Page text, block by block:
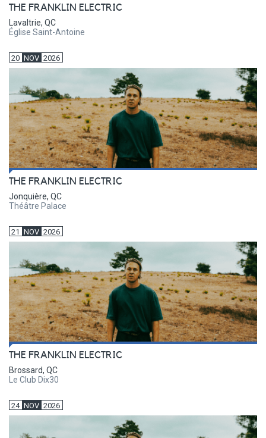
THE FRANKLIN ELECTRIC
Lavaltrie, QC
Église Saint-Antoine
20 NOV 2026
THE FRANKLIN ELECTRIC
Jonquière, QC
Théâtre Palace
21 NOV 2026
THE FRANKLIN ELECTRIC
Brossard, QC
Le Club Dix30
24 NOV 2026